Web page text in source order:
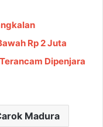
Rp 2 Juta
Dipenjara
Madura